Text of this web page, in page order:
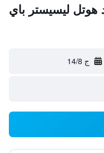
ليسيستر باي
ج 14/8